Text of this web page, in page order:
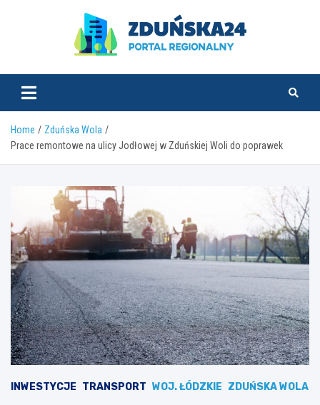
zdunska24.pl
Home
Zduńska Wola
Prace remontowe na ulicy Jodłowej w Zduńskiej Woli do poprawek
INWESTYCJE TRANSPORT WOJ. ŁÓDZKIE ZDUŃSKA WOLA